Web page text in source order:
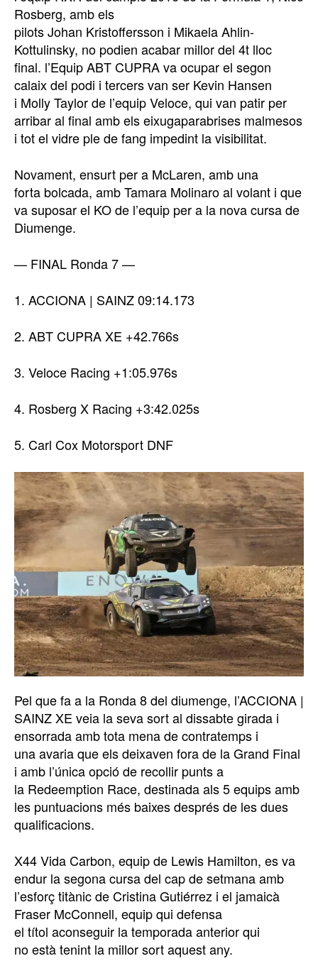
Rosberg, amb els
pilots Johan Kristoffersson i Mikaela Ahlin-
Kottulinsky, no podien acabar millor del 4t lloc
final. l’Equip ABT CUPRA va ocupar el segon
calaix del podi i tercers van ser Kevin Hansen
i Molly Taylor de l’equip Veloce, qui van patir per
arribar al final amb els eixugaparabrises malmesos
i tot el vidre ple de fang impedint la visibilitat.
Novament, ensurt per a McLaren, amb una
forta bolcada, amb Tamara Molinaro al volant i que
va suposar el KO de l’equip per a la nova cursa de
Diumenge.
— FINAL Ronda 7 —
1. ACCIONA | SAINZ 09:14.173
2. ABT CUPRA XE +42.766s
3. Veloce Racing +1:05.976s
4. Rosberg X Racing +3:42.025s
5. Carl Cox Motorsport DNF
Pel que fa a la Ronda 8 del diumenge, l’ACCIONA |
SAINZ XE veia la seva sort al dissabte girada i
ensorrada amb tota mena de contratemps i
una avaria que els deixaven fora de la Grand Final
i amb l’única opció de recollir punts a
la Redeemption Race, destinada als 5 equips amb
les puntuacions més baixes després de les dues
qualificacions.
X44 Vida Carbon, equip de Lewis Hamilton, es va
endur la segona cursa del cap de setmana amb
l’esforç titànic de Cristina Gutiérrez i el jamaicà
Fraser McConnell, equip qui defensa
el títol aconseguir la temporada anterior qui
no està tenint la millor sort aquest any.